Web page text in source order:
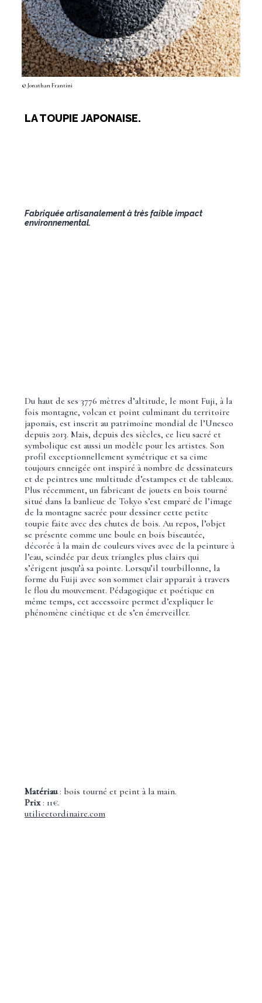
LA TOUPIE JAPONAISE.
Fabriquée artisanalement à très faible impact
environnemental.
Du haut de ses 3776 mètres d’altitude, le mont Fuji, à la
fois montagne, volcan et point culminant du territoire
japonais, est inscrit au patrimoine mondial de l’Unesco
depuis 2013. Mais, depuis des siècles, ce lieu sacré et
symbolique est aussi un modèle pour les artistes. Son
profil exceptionnellement symétrique et sa cime
toujours enneigée ont inspiré à nombre de dessinateurs
et de peintres une multitude d’estampes et de tableaux.
Plus récemment, un fabricant de jouets en bois tourné
situé dans la banlieue de Tokyo s’est emparé de l’image
de la montagne sacrée pour dessiner cette petite
toupie faite avec des chutes de bois. Au repos, l’objet
se présente comme une boule en bois biseautée,
décorée à la main de couleurs vives avec de la peinture à
l’eau, scindée par deux triangles plus clairs qui
s’érigent jusqu’à sa pointe. Lorsqu’il tourbillonne, la
forme du Fuiji avec son sommet clair apparaît à travers
le flou du mouvement. Pédagogique et poétique en
même temps, cet accessoire permet d’expliquer le
phénomène cinétique et de s’en émerveiller.
Matériau: bois tourné et peint à la main.
Prix: 11€.
utilieetordinaire.com
© Jonathan Frantini